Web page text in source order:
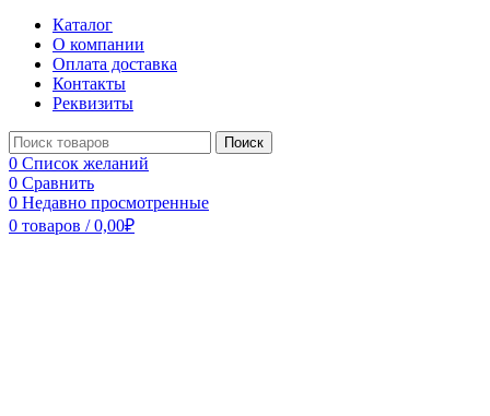
Каталог
О компании
Оплата доставка
Контакты
Реквизиты
Поиск
0 Список желаний
0 Сравнить
0 Недавно просмотренные
0 товаров / 0,00₽